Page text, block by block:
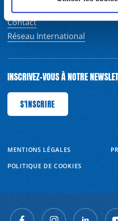
NOUS CONTACTER
Contact
Réseau International
INSCRIVEZ-VOUS À NOTRE
S'INSCRIRE
S'INSCRIRE
MENTIONS LÉGALES
POLITIQUE DE COOKIES